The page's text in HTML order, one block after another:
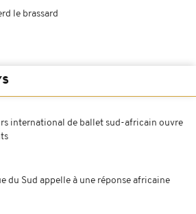
le brassard
international de ballet sud-africain ouvre
du Sud appelle à une réponse africaine